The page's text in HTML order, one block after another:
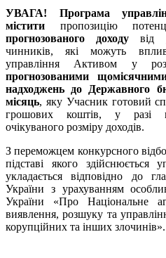
УВАГА!
Програма
містити пропозицію
прогнозованого доходу від
чинників, які можуть
управління Активом у
прогнозованими
надходжень до Державного
місяць, яку Учасник готовий
грошових коштів, у разі
очікуваного розміру доходів.
З переможцем конкурсного
підставі якого здійснюється
укладається відповідно до
України з урахуванням
України «Про Національне
виявлення, розшуку та
корупційних та інших злочинів».